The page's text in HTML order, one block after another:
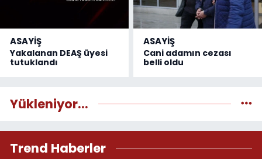
ASAYİŞ
Yakalanan DEAŞ üyesi
tutuklandı
ASAYİŞ
Cani adamın cezası
belli oldu
Yükleniyor...
Trend Haberler